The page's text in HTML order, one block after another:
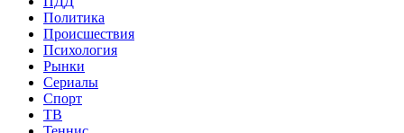
Политика
Происшествия
Психология
Рынки
Сериалы
Спорт
ТВ